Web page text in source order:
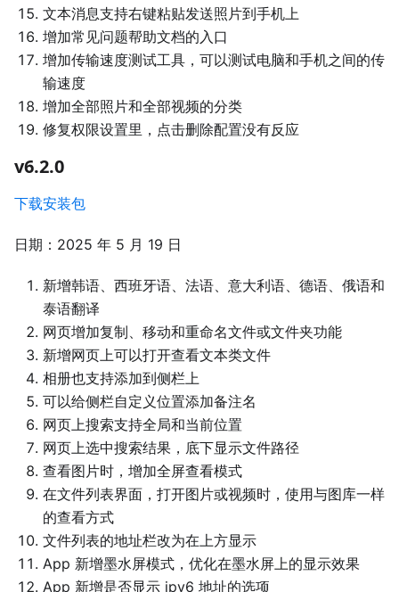
文本消息支持右键粘贴发送照片到手机上
增加常见问题帮助文档的入口
增加传输速度测试工具，可以测试电脑和手机之间的传
输速度
增加全部照片和全部视频的分类
修复权限设置里，点击删除配置没有反应
v6.2.0
下载安装包
日期：2025 年 5 月 19 日
新增韩语、西班牙语、法语、意大利语、德语、俄语和
泰语翻译
网页增加复制、移动和重命名文件或文件夹功能
新增网页上可以打开查看文本类文件
相册也支持添加到侧栏上
可以给侧栏自定义位置添加备注名
网页上搜索支持全局和当前位置
网页上选中搜索结果，底下显示文件路径
查看图片时，增加全屏查看模式
在文件列表界面，打开图片或视频时，使用与图库一样
的查看方式
文件列表的地址栏改为在上方显示
App 新增墨水屏模式，优化在墨水屏上的显示效果
App 新增是否显示 ipv6 地址的选项